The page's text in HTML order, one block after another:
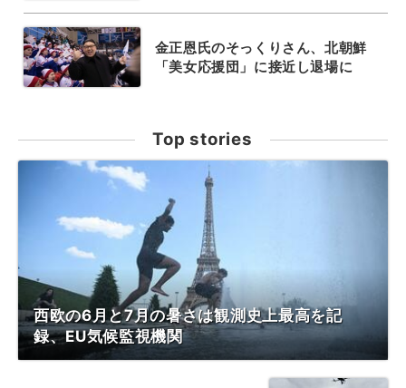
金正恩氏のそっくりさん、北朝鮮
「美女応援団」に接近し退場に
Top stories
西欧の6月と7月の暑さは観測史上最高を記
録、EU気候監視機関